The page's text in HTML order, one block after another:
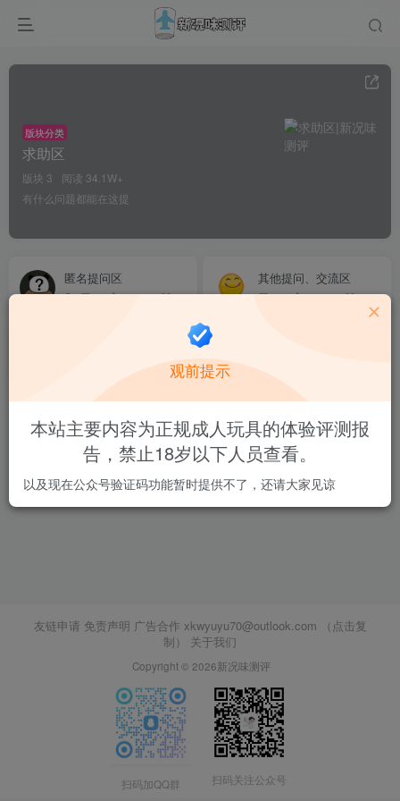
版块分类
求助区
版块 3
阅读 34.1W+
有什么问题都能在这提
匿名提问区
8 1.6W+ 3
其他提问、交流区
59 4.3W+ 6
63
友链申请 免责声明 广告合作 xkwyuyu70@outlook.com （点击复
制） 关于我们
Copyright © 2026新况味测评
扫码加QQ群 扫码关注公众号
观前提示
本站主要内容为正规成人玩具的体验评测报
告，禁止18岁以下人员查看。
以及现在公众号验证码功能暂时提供不了，还请大家见谅